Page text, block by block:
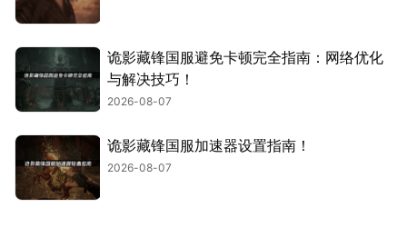
诡影藏锋国服避免卡顿完全指南：网络优化
与解决技巧！
2026-08-07
诡影藏锋国服加速器设置指南！
2026-08-07